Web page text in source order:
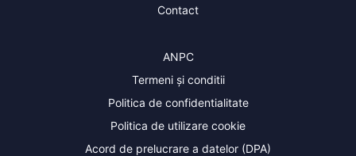
Contact
ANPC
Termeni și conditii
Politica de confidentialitate
Politica de utilizare cookie
Acord de prelucrare a datelor (DPA)